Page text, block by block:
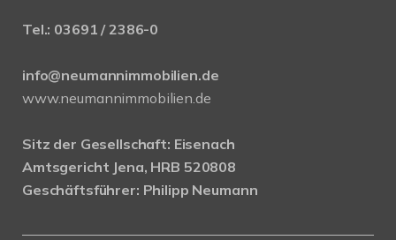
Tel.: 03691 / 2386-0
info@neumannimmobilien.de
www.neumannimmobilien.de
Sitz der Gesellschaft: Eisenach
Amtsgericht Jena, HRB 520808
Geschäftsführer: Philipp Neumann